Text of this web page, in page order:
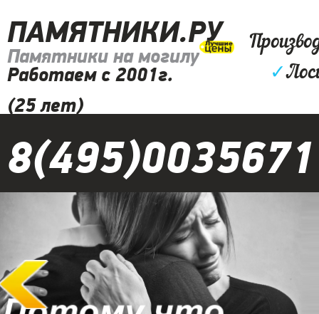
ПАМЯТНИКИ.РУ
Памятники на могилу
Работаем с 2001г.
(25 лет)
✓
8(495)0035671